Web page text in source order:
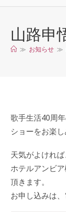
ッ
山路申
≫ お知らせ ≫
歌手生活40周
ショーをお楽し
天気がよけれ
ホテルアンビ
頂きます。
お申し込みは